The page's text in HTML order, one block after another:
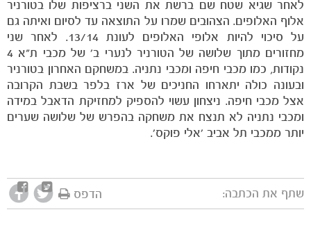
לאחר שגיא שטח שם ברשת את השני ברציפות שלו בטורניר
אלוף האלופים. הצהובים שמרו על התוצאה עד לסיום ואיתה גם
על סיכוי להיות אלופי האלופים לעונת 13/14. לאחר שני
מחזורים מתוך שלושה של הטורניר לנערי ב' של מכבי ת"א 4
נקודות, כמו מכבי חיפה ומכבי נתניה. במשחקם האחרון בטורניר
ובעונה כולה יתארחו החניכים של ארז בלפר בשבת הקרובה
אצל מכבי חיפה. ניצחון עשוי להספיק למחזיקת הדאבל במידה
ומכבי נתניה לא תנצח את משחקה בהפרש של שלושה שערים
יותר ממכבי תל אביב 'אלי פוקס'.
שתף את הכתבה: הדפס